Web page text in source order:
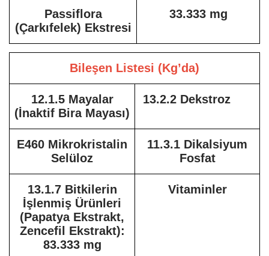
Passiflora
(Çarkıfelek) Ekstresi
33.333 mg
Bileşen Listesi (Kg’da)
12.1.5 Mayalar
(İnaktif Bira Mayası)
13.2.2 Dekstroz
E460 Mikrokristalin
Selüloz
11.3.1 Dikalsiyum
Fosfat
13.1.7 Bitkilerin
İşlenmiş Ürünleri
(Papatya Ekstrakt,
Zencefil Ekstrakt):
83.333 mg
Vitaminler